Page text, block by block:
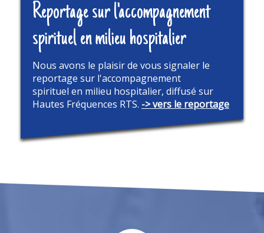
Reportage sur l'accompagnement
spirituel en milieu hospitalier
Nous avons le plaisir de vous signaler le
reportage sur l'accompagnement
spirituel en milieu hospitalier, diffusé sur
Hautes Fréquences RTS. -> vers le reportage